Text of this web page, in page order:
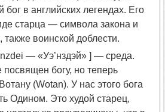
в английских легендах. Его
старца — символа закона и
также воинской доблести.
— «Уэ’нздэй» ] — среда.
посвящен богу, но теперь
(Wotan). У нас этого бога
Одином. Это худой старец,